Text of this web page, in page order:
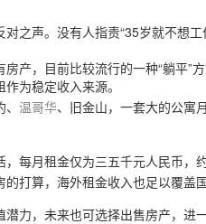
之声。没有人指责“35岁就不想
产，目前比较流行的一种“躺平”方
为稳定收入来源。
温哥华、旧金山，一套大的公寓
每月租金仅为三五千元人民币，
打算，海外租金收入也足以覆盖
力，未来也可选择出售房产，进